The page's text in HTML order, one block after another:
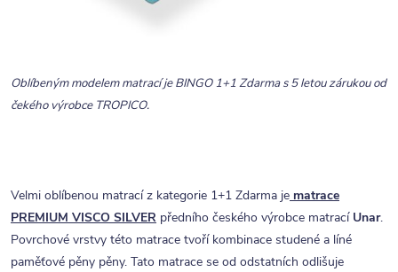
Oblíbeným modelem matrací je BINGO 1+1 Zdarma s 5 letou zárukou od
čekého výrobce TROPICO.
Velmi oblíbenou matrací z kategorie 1+1 Zdarma je matrace
PREMIUM VISCO SILVER předního českého výrobce matrací Unar.
Povrchové vrstvy této matrace tvoří kombinace studené a líné
paměťové pěny pěny. Tato matrace se od odstatních odlišuje